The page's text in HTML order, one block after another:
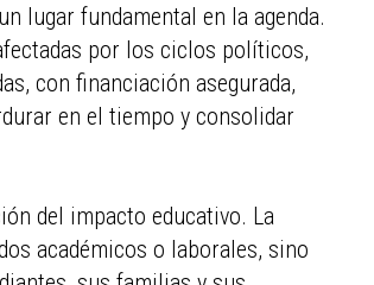
lugar fundamental en la agenda.
por los ciclos políticos,
con financiación asegurada,
en el tiempo y consolidar
del impacto educativo. La
académicos o laborales, sino